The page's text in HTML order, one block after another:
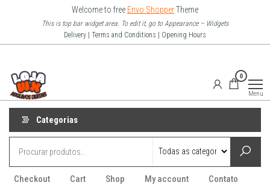
o
Welcome to free Envo ShopperTheme
This is top bar widget area. To edit it, go to Appearance – Widgets
Delivery | Terms and Conditions | Opening Hours
Arquivo
Digitais
0
Menu
Categorias
Checkout Cart Shop My account Contato